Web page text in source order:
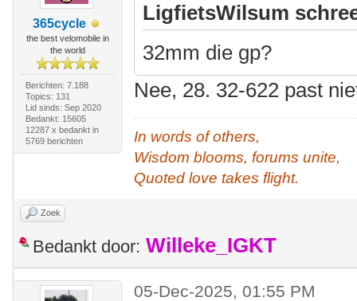
365cycle
the best velomobile in
the world
Berichten: 7.188
Topics: 131
Lid sinds: Sep 2020
Bedankt: 15605
12287 x bedankt in
5769 berichten
LigfietsWilsum
32mm die gp?
Nee, 28. 32-622 past
In words of others,
Wisdom blooms, forums unite,
Quoted love takes flight.
Zoek
Bedankt door: Willeke_IGKT
05-Dec-2025, 01:55 PM